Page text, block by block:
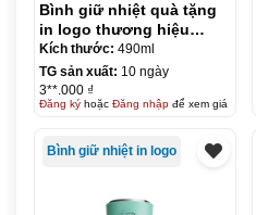
Bình giữ nhiệt quà tặng
in logo thương hiệu
LocknLock Hidden Moon
490ml KQ-BGN05
Kích thước: 490ml
TG sản xuất: 10 ngày
3**.000 ₫
Đăng kýhoặc Đăng nhậpđể xem giá
Bình giữ nhiệt in logo